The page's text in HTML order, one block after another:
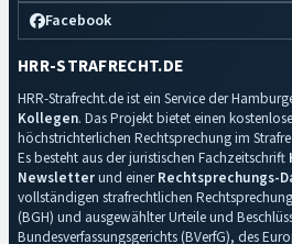
Facebook
HRR-STRAFRECHT.DE
HRR-Strafrecht.de ist ein Service der
Kollegen. Das Projekt bietet einen
höchstrichterlichen Rechtsprechung im
Es besteht aus der juristischen Fachzeitschrift
Newsletterund einerRechtsprechungs-
vollständigen strafrechtlichen
(BGH) und ausgewählter Urteile und
Bundesverfassungsgerichts (BVerfG), des